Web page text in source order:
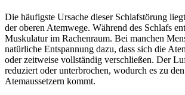
Die häufigste Ursache dieser Schlafstörung
der oberen Atemwege. Während des Schlafs
Muskulatur im Rachenraum. Bei manchen
natürliche Entspannung dazu, dass sich die
oder zeitweise vollständig verschließen. Der
reduziert oder unterbrochen, wodurch es zu
Atemaussetzern kommt.